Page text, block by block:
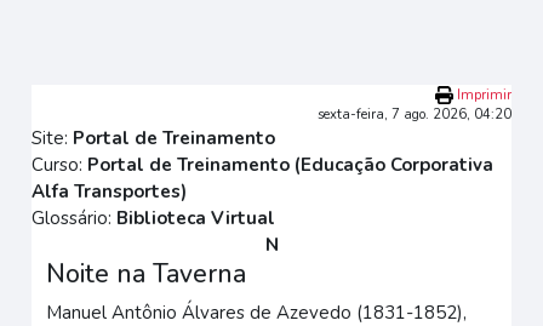
Imprimir
sexta-feira, 7 ago. 2026, 04:20
Site: Portal de Treinamento
Curso: Portal de Treinamento (Educação Corporativa
Alfa Transportes)
Glossário: Biblioteca Virtual
N
Noite na Taverna
Manuel Antônio Álvares de Azevedo (1831-1852),